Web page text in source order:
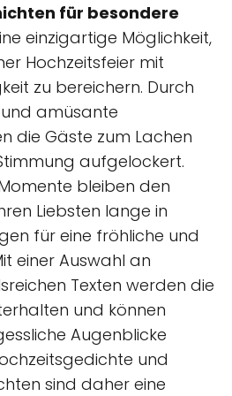
für besondere
einzigartige Möglichkeit,
Hochzeitsfeier mit
zu bereichern. Durch
amüsante
die Gäste zum Lachen
aufgelockert.
bleiben den
Liebsten lange in
für eine fröhliche und
einer Auswahl an
Texten werden die
und können
Augenblicke
und
sind daher eine